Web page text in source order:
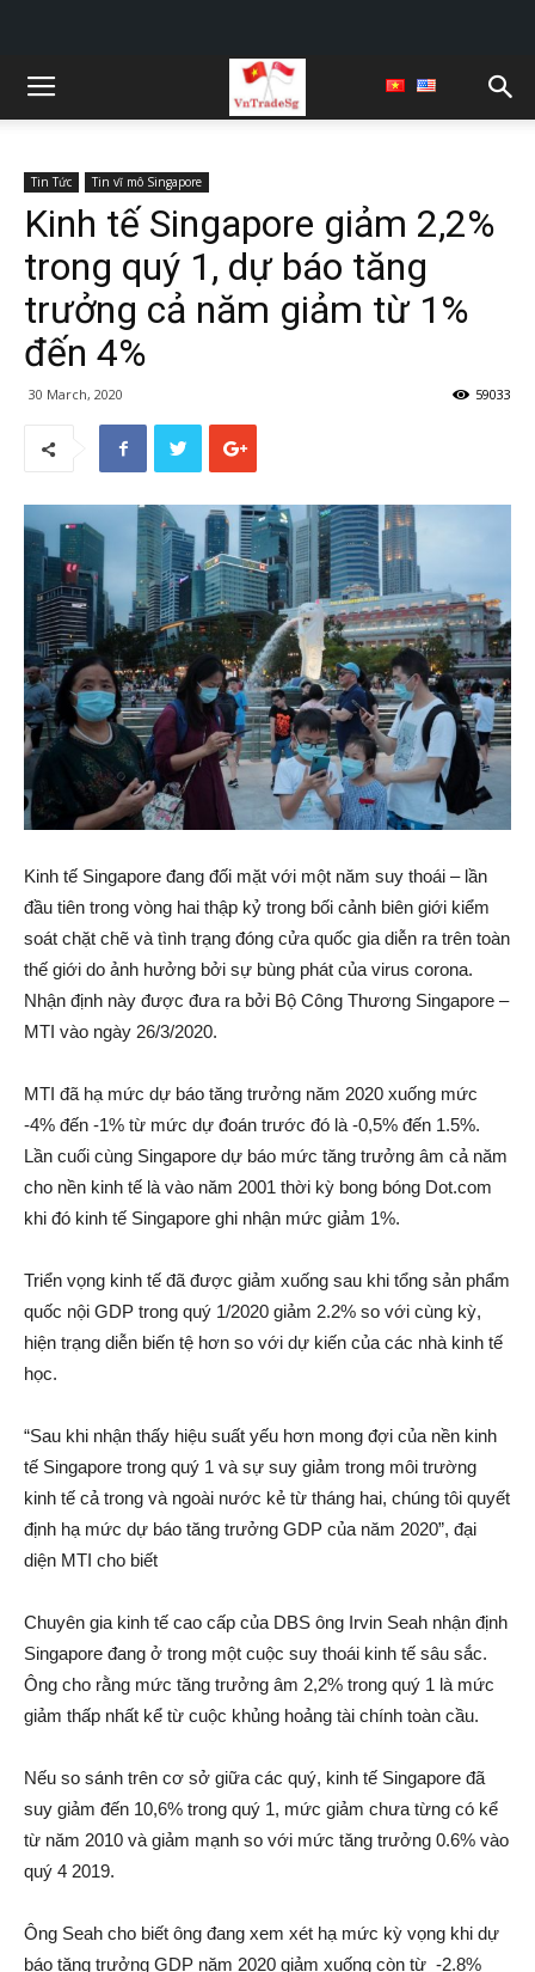
Tin Tức Tin vĩ mô Singapore
Kinh tế Singapore giảm 2,2%
trong quý 1, dự báo tăng
trưởng cả năm giảm từ 1%
đến 4%
30 March, 2020 59033
Kinh tế Singapore đang đối mặt với một năm suy thoái – lần
đầu tiên trong vòng hai thập kỷ trong bối cảnh biên giới kiểm
soát chặt chẽ và tình trạng đóng cửa quốc gia diễn ra trên toàn
thế giới do ảnh hưởng bởi sự bùng phát của virus corona.
Nhận định này được đưa ra bởi Bộ Công Thương Singapore –
MTI vào ngày 26/3/2020.
MTI đã hạ mức dự báo tăng trưởng năm 2020 xuống mức
-4% đến -1% từ mức dự đoán trước đó là -0,5% đến 1.5%.
Lần cuối cùng Singapore dự báo mức tăng trưởng âm cả năm
cho nền kinh tế là vào năm 2001 thời kỳ bong bóng Dot.com
khi đó kinh tế Singapore ghi nhận mức giảm 1%.
Triển vọng kinh tế đã được giảm xuống sau khi tổng sản phẩm
quốc nội GDP trong quý 1/2020 giảm 2.2% so với cùng kỳ,
hiện trạng diễn biến tệ hơn so với dự kiến của các nhà kinh tế
học.
“Sau khi nhận thấy hiệu suất yếu hơn mong đợi của nền kinh
tế Singapore trong quý 1 và sự suy giảm trong môi trường
kinh tế cả trong và ngoài nước kẻ từ tháng hai, chúng tôi quyết
định hạ mức dự báo tăng trưởng GDP của năm 2020”, đại
diện MTI cho biết
Chuyên gia kinh tế cao cấp của DBS ông Irvin Seah nhận định
Singapore đang ở trong một cuộc suy thoái kinh tế sâu sắc.
Ông cho rằng mức tăng trưởng âm 2,2% trong quý 1 là mức
giảm thấp nhất kể từ cuộc khủng hoảng tài chính toàn cầu.
Nếu so sánh trên cơ sở giữa các quý, kinh tế Singapore đã
suy giảm đến 10,6% trong quý 1, mức giảm chưa từng có kể
từ năm 2010 và giảm mạnh so với mức tăng trưởng 0.6% vào
quý 4 2019.
Ông Seah cho biết ông đang xem xét hạ mức kỳ vọng khi dự
báo tăng trưởng GDP năm 2020 giảm xuống còn từ -2.8%